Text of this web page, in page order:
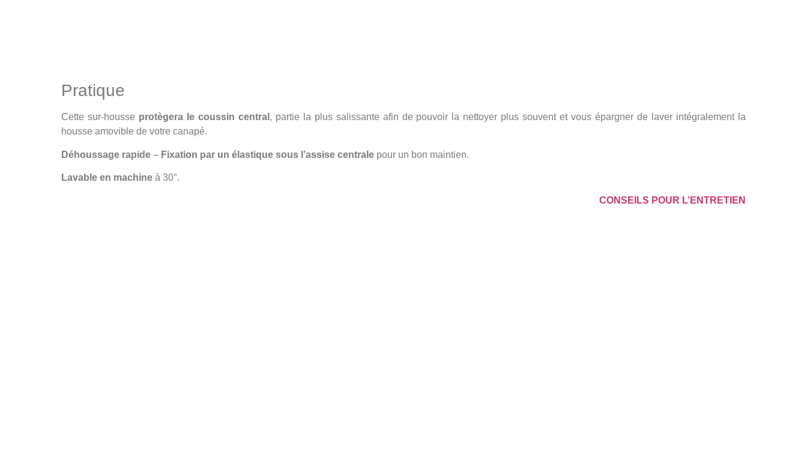
Pratique
Cette sur-housse protègera le coussin central , partie la plus salissante afin de pouvoir la nettoyer plus souvent et vous épargner de laver intégralement la
housse amovible de votre canapé.
Déhoussage rapide – Fixation par un élastique sous l’assise centrale pour un bon maintien.
Lavable en machine à 30°.
CONSEILS POUR L’ENTRETIEN